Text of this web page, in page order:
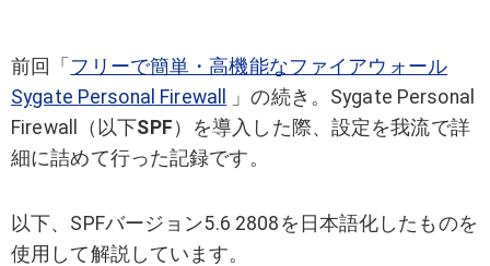
前回「 フリーで簡単・高機能なファイアウォール
Sygate Personal Firewall
」の続き。Sygate Personal
Firewall（以下SPF ）を導入した際、設定を我流で詳
細に詰めて行った記録です。
以下、SPFバージョン5.6 2808を日本語化したものを
使用して解説しています。